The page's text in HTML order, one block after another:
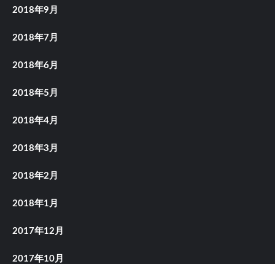
2018年9月
2018年7月
2018年6月
2018年5月
2018年4月
2018年3月
2018年2月
2018年1月
2017年12月
2017年10月